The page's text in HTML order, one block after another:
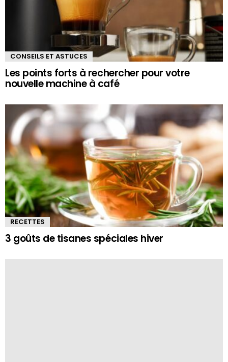
CONSEILS ET ASTUCES
Les points forts à rechercher pour votre
nouvelle machine à café
RECETTES
3 goûts de tisanes spéciales hiver